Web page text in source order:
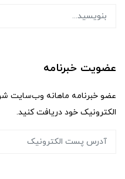
عضویت خبرنامه
عضو خبرنامه ماهانه وب‌سایت
الکترونیک خود دریافت کنید.